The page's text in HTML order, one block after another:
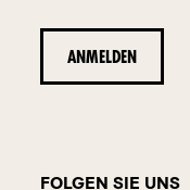
FOLGEN SIE UNS